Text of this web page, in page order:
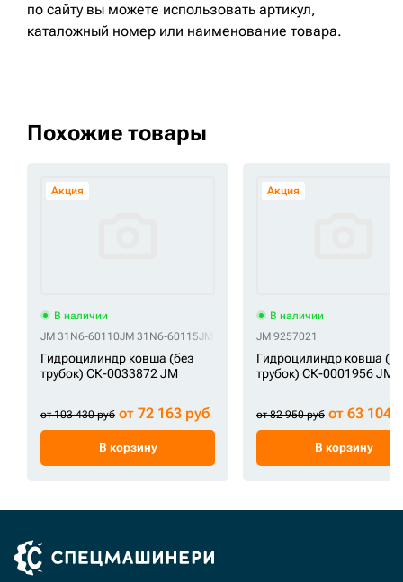
по сайту вы можете использовать артикул,
каталожный номер или наименование товара.
Похожие товары
Акция
В наличии
JM 31N6-60110JM 31N6-60115JM 31N6-60116
Гидроцилиндр ковша (без
трубок) СК-0033872 JM
от 103 430 руб от 72 163 руб
В корзину
Акция
В наличии
JM 9257021
Гидроцилиндр ковша
трубок) СК-0001956 JM
от 82 950 руб от 63 104
В корзину